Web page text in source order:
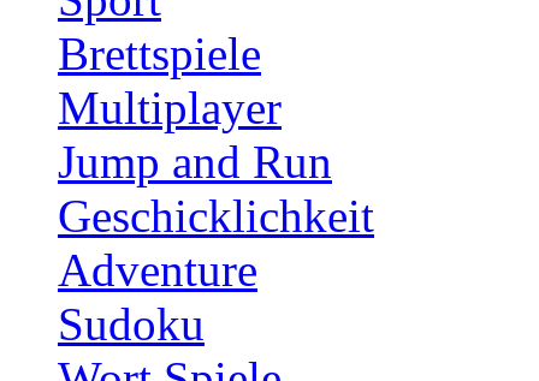
Brettspiele
Multiplayer
Jump and Run
Geschicklichkeit
Adventure
Sudoku